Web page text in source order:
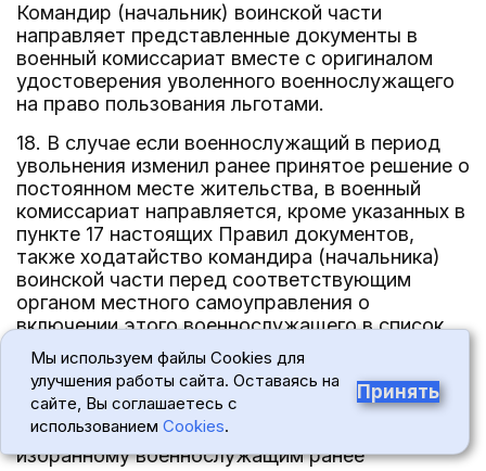
Командир (начальник) воинской части
направляет представленные документы в
военный комиссариат вместе с оригиналом
удостоверения уволенного военнослужащего
на право пользования льготами.
18. В случае если военнослужащий в период
увольнения изменил ранее принятое решение о
постоянном месте жительства, в военный
комиссариат направляется, кроме указанных в
пункте 17 настоящих Правил документов,
также ходатайство командира (начальника)
воинской части перед соответствующим
органом местного самоуправления о
включении этого военнослужащего в список
очередников на получение жилых помещений
или улучшение жилищных условий.
Командир (начальник) воинской части
извещает об этом военный комиссариат по
избранному военнослужащим ранее
Мы используем файлы Cookies для
улучшения работы сайта. Оставаясь на
сайте, Вы соглашаетесь с
использованием Cookies.
Принять